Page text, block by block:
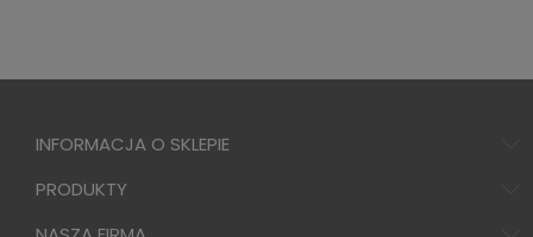
INFORMACJA O SKLEPIE
PRODUKTY